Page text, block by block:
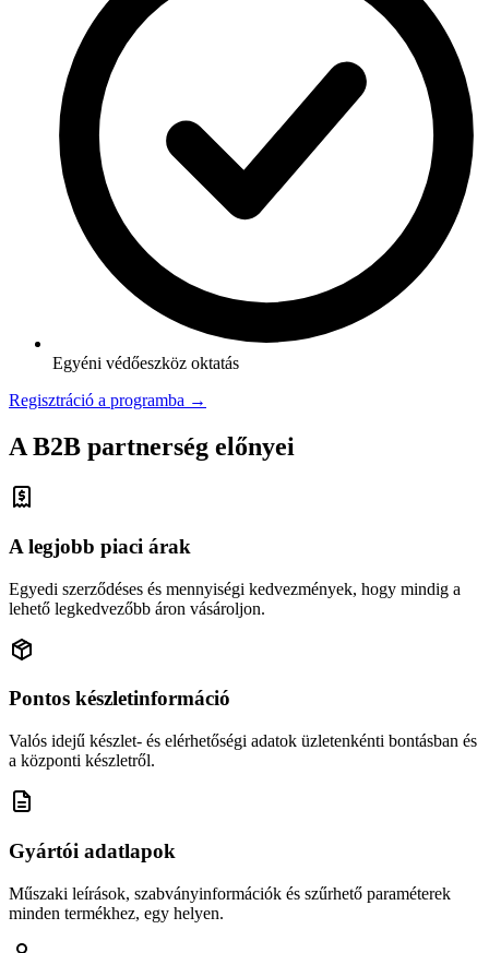
Egyéni védőeszköz oktatás
Regisztráció a programba →
A B2B partnerség előnyei
A legjobb piaci árak
Egyedi szerződéses és mennyiségi kedvezmények, hogy mindig a
lehető legkedvezőbb áron vásároljon.
Pontos készletinformáció
Valós idejű készlet- és elérhetőségi adatok üzletenkénti bontásban és
a központi készletről.
Gyártói adatlapok
Műszaki leírások, szabványinformációk és szűrhető paraméterek
minden termékhez, egy helyen.